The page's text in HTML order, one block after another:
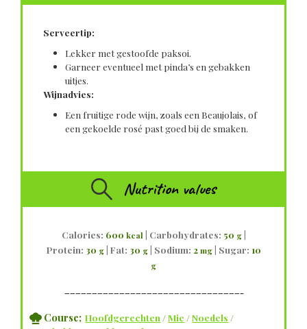
Serveertip:
Lekker met gestoofde paksoi.
Garneer eventueel met pinda’s en gebakken
uitjes.
Wijnadvies:
Een fruitige rode wijn, zoals een Beaujolais, of
een gekoelde rosé past goed bij de smaken.
Nutrition values
Calories: 600 kcal | Carbohydrates: 50 g|
Protein: 30 g| Fat: 30 g| Sodium: 2 mg| Sugar: 10
g
————————————————————————————————–
Course; Hoofdgerechten /Mie /Noedels /